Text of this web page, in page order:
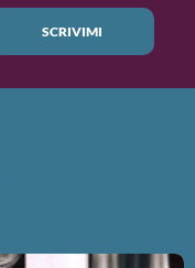
SCRIVIMI